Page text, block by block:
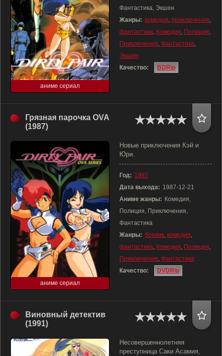
аниме сериал
Фантастика, Экшен
Жанры: комедия, приключения,
фантастика, Комедия, Полиция,
Приключения, Фантастика,
Экшен
Качество:
BDRip
Грязная парочка OVA
(1987)
аниме сериал
Новые приключения Кэй и
Юри.
Год: 1987
Дата выхода: 1987-12-21
Аниме жанры: Комедия,
Полиция, Приключения,
Фантастика
Жанры: боевик, комедия,
фантастика, Комедия, Полиция,
Приключения, Фантастика
Качество:
DVDRip
Виновный детектив
(1991)
Несовершеннолетняя
преступница Саки Асамия,